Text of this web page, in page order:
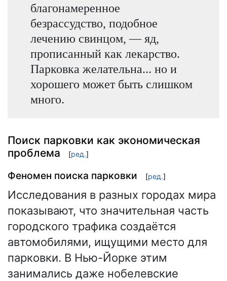
благонамеренное
безрассудство, подобное
лечению свинцом, — яд,
прописанный как лекарство.
Парковка желательна... но и
хорошего может быть слишком
много.
Поиск парковки как экономическая
проблема
[ред.]
Феномен поиска парковки [ред.]
Исследования в разных городах мира
показывают, что значительная часть
городского трафика создаётся
автомобилями, ищущими место для
парковки. В Нью-Йорке этим
занимались даже нобелевские